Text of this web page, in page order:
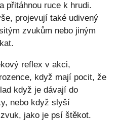
přitáhnou ruce k hrudi.
projevují také udivený
zvukům nebo jiným
reflex v akci,
když mají pocit, že
když je dávají do
nebo když slyší
jako je psí štěkot.